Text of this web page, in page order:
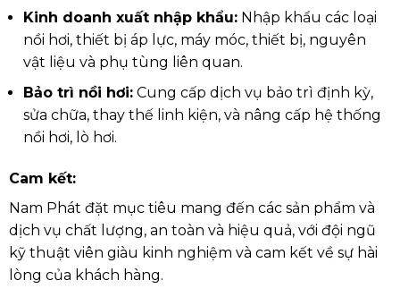
Kinh doanh xuất nhập khẩu: Nhập khẩu các loại
nồi hơi, thiết bị áp lực, máy móc, thiết bị, nguyên
vật liệu và phụ tùng liên quan.
Bảo trì nồi hơi: Cung cấp dịch vụ bảo trì định kỳ,
sửa chữa, thay thế linh kiện, và nâng cấp hệ thống
nồi hơi, lò hơi.
Cam kết:
Nam Phát đặt mục tiêu mang đến các sản phẩm và
dịch vụ chất lượng, an toàn và hiệu quả, với đội ngũ
kỹ thuật viên giàu kinh nghiệm và cam kết về sự hài
lòng của khách hàng.